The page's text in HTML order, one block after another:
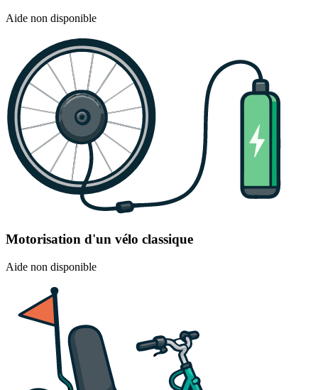
Aide non disponible
Motorisation d'un vélo classique
Aide non disponible